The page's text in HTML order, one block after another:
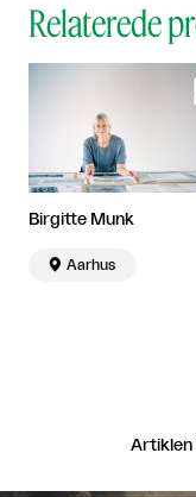
Relaterede
Birgitte Munk
 Aarhus